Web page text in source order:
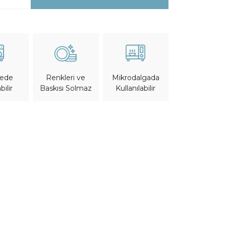
Renkleri ve
Baskısı Solmaz
Mikrodalgada
Kullanılabilir